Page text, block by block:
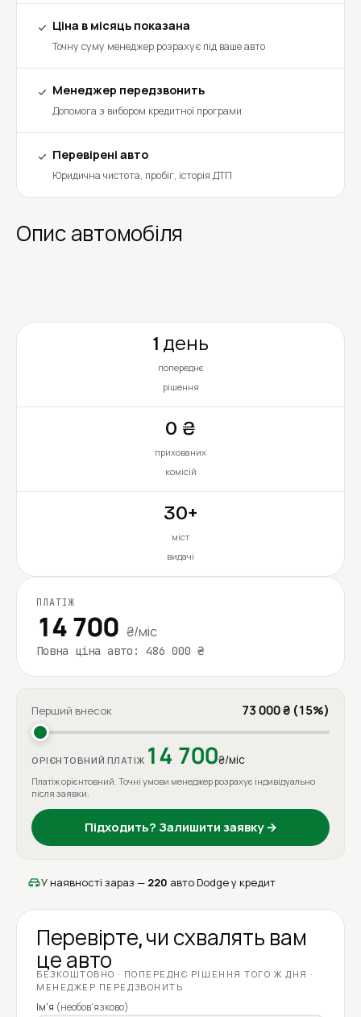
Ціна в місяць показана
Точну суму менеджер розрахує під ваше авто
Менеджер передзвонить
Допомога з вибором кредитної програми
Перевірені авто
Юридична чистота, пробіг, історія ДТП
Опис автомобіля
1 день
попереднє
рішення
0 ₴
прихованих
комісій
30+
міст
видачі
ПЛАТІЖ
14 700 ₴/міс
Повна ціна авто: 486 000 ₴
Перший внесок 73 000 ₴ (15%)
ОРІЄНТОВНИЙ ПЛАТІЖ 14 700₴/міс
Платіж орієнтовний. Точні умови менеджер розрахує індивідуально
після заявки.
Підходить? Залишити заявку →
У наявності зараз — 220 авто Dodge у кредит
Перевірте, чи схвалять вам
це авто
БЕЗКОШТОВНО · ПОПЕРЕДНЄ РІШЕННЯ ТОГО Ж ДНЯ ·
МЕНЕДЖЕР ПЕРЕДЗВОНИТЬ
Ім'я (необов'язково)